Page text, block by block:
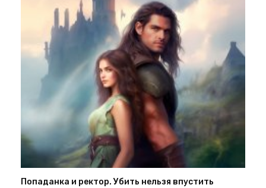
Попаданка и ректор. Убить нельзя впустить